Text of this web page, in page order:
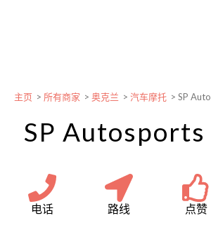
主页 > 所有商家 > 奥克兰 > 汽车摩托 > SP
SP
电话 路线 点赞